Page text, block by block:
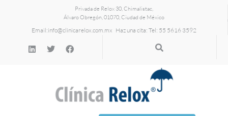
Privada de Relox 30, Chimalistac,
Álvaro Obregón, 01070, Ciudad de México
Email:info@clinicarelox.com.mx Haz una cita: Tel: 55 5616 3592